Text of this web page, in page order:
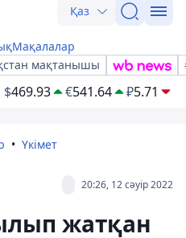
Қаз
Мақалалар
мақтанышы
$469.93 €541.64 ₽5.71
Үкімет
20:26, 12 сәуір 2022
жатқан